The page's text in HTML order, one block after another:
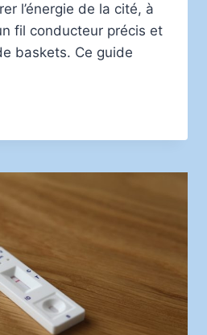
l’énergie de la cité, à
fil conducteur précis et
baskets. Ce guide